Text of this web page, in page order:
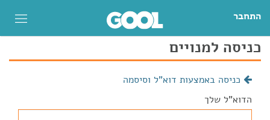
התחבר
כניסה למנויים
כניסה באמצעות דוא"ל וסיסמה
הדוא"ל שלך